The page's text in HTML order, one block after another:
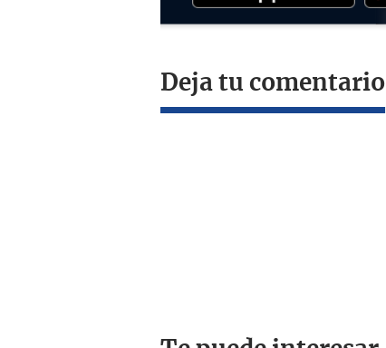
Deja tu comentario